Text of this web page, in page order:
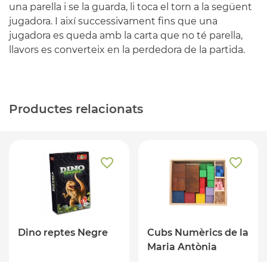
una parella i se la guarda, li toca el torn a la següent
jugadora. I així successivament fins que una
jugadora es queda amb la carta que no té parella,
llavors es converteix en la perdedora de la partida.
Productes relacionats
Dino reptes Negre
Cubs Numèrics de la
Maria Antònia